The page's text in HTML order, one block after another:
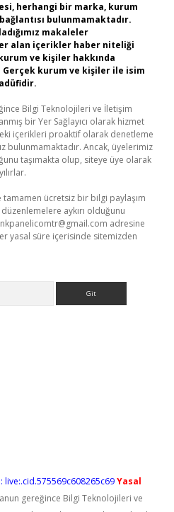
herhangi bir marka, kurum
bulunmamaktadır.
makaleler
alan içerikler haber niteliği
ve kişiler hakkında
Gerçek kurum ve kişiler ile isim
Bilgi Teknolojileri ve İletişim
bir Yer Sağlayıcı olarak hizmet
içerikleri proaktif olarak denetleme
bulunmamaktadır. Ancak, üyelerimiz
taşımakta olup, siteye üye olarak
tamamen ücretsiz bir bilgi paylaşım
aykırı olduğunu
adresine
yasal süre içerisinde sitemizden
live:.cid.575569c608265c69Yasal
gereğince Bilgi Teknolojileri ve